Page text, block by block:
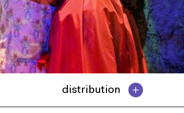
distribution